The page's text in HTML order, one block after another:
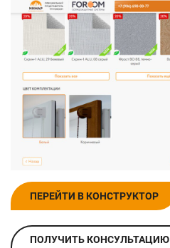
ПЕРЕЙТИ В КОНСТРУКТОР
ПОЛУЧИТЬ КОНСУЛЬТАЦИЮ